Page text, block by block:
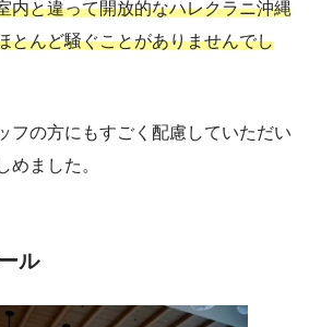
内と違って開放的なハレクラニ沖縄
とんど騒ぐことがありませんでし
フの方にもすごく配慮していただい
めました。
ル